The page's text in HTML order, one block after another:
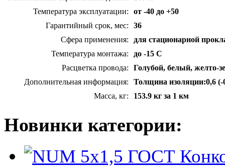
Температура эксплуатации:
от -40 до +50
Гарантийный срок, мес:
36
Сфера применения:
для стационарной
Температура монтажа:
до -15 С
Расцветка провода:
Голубой, белый, желто-
Дополнительная информация:
Толщина изоляции:0,6
Масса, кг:
153.9 кг за 1 км
Новинки категории: